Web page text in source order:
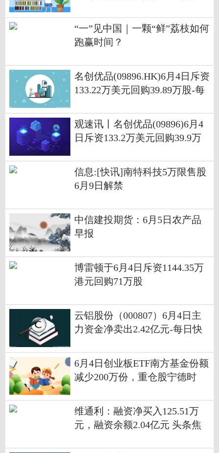
“一”见中国｜一颗“鲜”荔枝如何
跑赢时间？
名创优品(09896.HK)6月4日斥资
133.22万美元回购39.89万股-每
观速讯丨名创优品(09896)6月4
日斥资133.2万美元回购39.9万
信息:[快讯]南特科技5万限售股
6月9日解禁
中信建投期货：6月5日农产品
早报
博雷顿于6月4日斥资1144.35万
港元回购71万股
云铝股份（000807）6月4日主
力资金净卖出2.42亿元-每日快
6月4日创业板ETF南方基金份额
减少200万份，重仓股宁德时
维通利：融资净买入125.51万
元，融资余额2.04亿元 头条焦